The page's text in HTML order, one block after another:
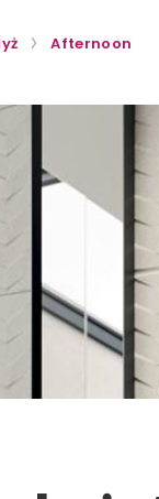
Afternoon